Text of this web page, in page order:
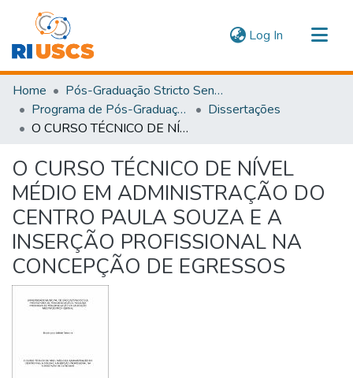
Log In (current)
Communities & Collections
Navigate
Statistics
Home
Pós-Graduação Stricto Sensu
Programa de Pós-Graduação em Educação
Dissertações
O CURSO TÉCNICO DE NÍVEL MÉDIO EM ADMINISTRAÇÃO DO CENTRO PAULA SOUZA E A INSERÇÃO PROFISSIONAL NA CONCEPÇÃO DE EGRESSOS
O CURSO TÉCNICO DE NÍVEL
MÉDIO EM ADMINISTRAÇÃO DO
CENTRO PAULA SOUZA E A
INSERÇÃO PROFISSIONAL NA
CONCEPÇÃO DE EGRESSOS